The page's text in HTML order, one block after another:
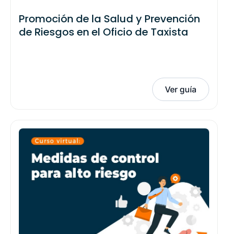
Promoción de la Salud y Prevención
de Riesgos en el Oficio de Taxista
Ver guía